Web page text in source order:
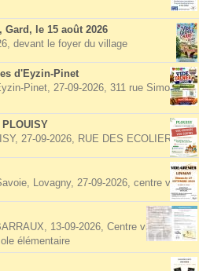
le 15 août 2026
devant le foyer du village
d'Eyzin-Pinet
Pinet, 27-09-2026, 311 rue Simone
27-09-2026, RUE DES ECOLIERS
Lovagny, 27-09-2026, centre village
13-09-2026, Centre village à
élémentaire